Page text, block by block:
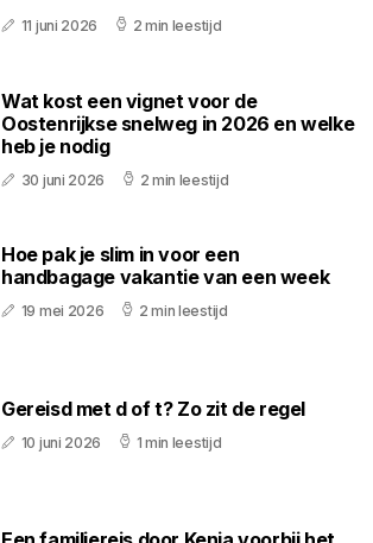
11 juni 2026 2 min leestijd
Wat kost een vignet voor de
Oostenrijkse snelweg in 2026 en welke
heb je nodig
30 juni 2026 2 min leestijd
Hoe pak je slim in voor een
handbagage vakantie van een week
19 mei 2026 2 min leestijd
Gereisd met d of t? Zo zit de regel
10 juni 2026 1 min leestijd